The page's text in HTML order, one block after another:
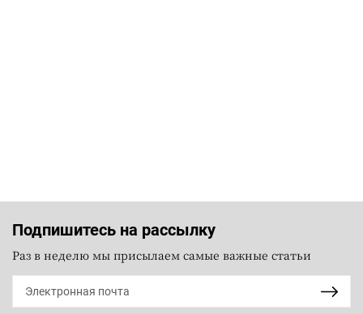
Подпишитесь на рассылку
Раз в неделю мы присылаем самые важные статьи